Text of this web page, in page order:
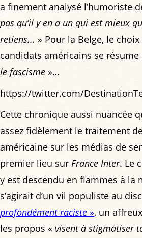
a finement analysé l’humoriste
pas qu’il y en a un qui est mieux
retiens... » Pour la Belge, le
candidats américains se résume
le fascisme »…
https://twitter.com/
Cette chronique aussi nuancée
assez fidèlement le traitement
américaine sur les médias de
premier lieu sur France Inter. Le
y est descendu en flammes à la
s’agirait d’un vil populiste au
profondément raciste », un
les propos « visent à stigmatiser